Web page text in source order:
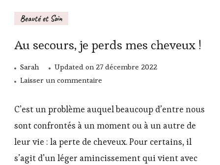
Beauté et Soin
Au secours, je perds mes cheveux !
Sarah Updated on 27 décembre 2022
Laisser un commentaire
secours,
mes
cheveux
C’est un problème auquel beaucoup d’entre nous
sont confrontés à un moment ou à un autre de
leur vie : la perte de cheveux. Pour certains, il
s’agit d’un léger amincissement qui vient avec